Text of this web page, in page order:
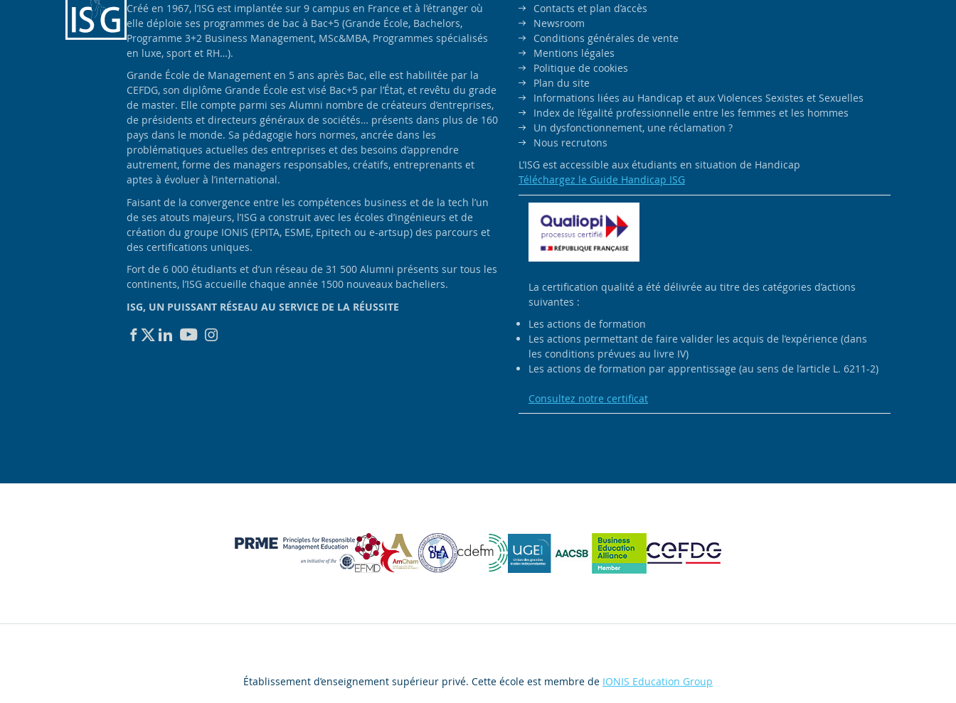
Créé en 1967, l’ISG est implantée sur 9 campus en France et à l’étranger où
elle déploie ses programmes de bac à Bac+5 (Grande École, Bachelors,
Programme 3+2 Business Management, MSc&MBA, Programmes spécialisés
en luxe, sport et RH…).
Grande École de Management en 5 ans après Bac, elle est habilitée par la
CEFDG, son diplôme Grande École est visé Bac+5 par l’État, et revêtu du grade
de master. Elle compte parmi ses Alumni nombre de créateurs d’entreprises,
de présidents et directeurs généraux de sociétés… présents dans plus de 160
pays dans le monde. Sa pédagogie hors normes, ancrée dans les
problématiques actuelles des entreprises et des besoins d’apprendre
autrement, forme des managers responsables, créatifs, entreprenants et
aptes à évoluer à l’international.
Faisant de la convergence entre les compétences business et de la tech l’un
de ses atouts majeurs, l’ISG a construit avec les écoles d’ingénieurs et de
création du groupe IONIS (EPITA, ESME, Epitech ou e-artsup) des parcours et
des certifications uniques.
Fort de 6 000 étudiants et d’un réseau de 31 500 Alumni présents sur tous les
continents, l’ISG accueille chaque année 1500 nouveaux bacheliers.
ISG, UN PUISSANT RÉSEAU AU SERVICE DE LA RÉUSSITE
Contacts et plan d’accès
Newsroom
Conditions générales de vente
Mentions légales
Politique de cookies
Plan du site
Informations liées au Handicap et aux Violences Sexistes et Sexuelles
Index de l’égalité professionnelle entre les femmes et les hommes
Un dysfonctionnement, une réclamation ?
Nous recrutons
L’ISG est accessible aux étudiants en situation de Handicap
Téléchargez le Guide Handicap ISG
La certification qualité a été délivrée au titre des catégories d’actions
suivantes :
Les actions de formation
Les actions permettant de faire valider les acquis de l’expérience (dans
les conditions prévues au livre IV)
Les actions de formation par apprentissage (au sens de l’article L. 6211-2)
Consultez notre certificat
Établissement d’enseignement supérieur privé. Cette école est membre de IONIS Education Group